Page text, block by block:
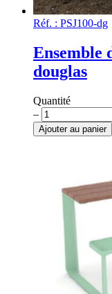
Réf. : PSJ100-dg
Ensemble
douglas
Quantité
quantité
de
Ensemble
–
Ajouter au panier